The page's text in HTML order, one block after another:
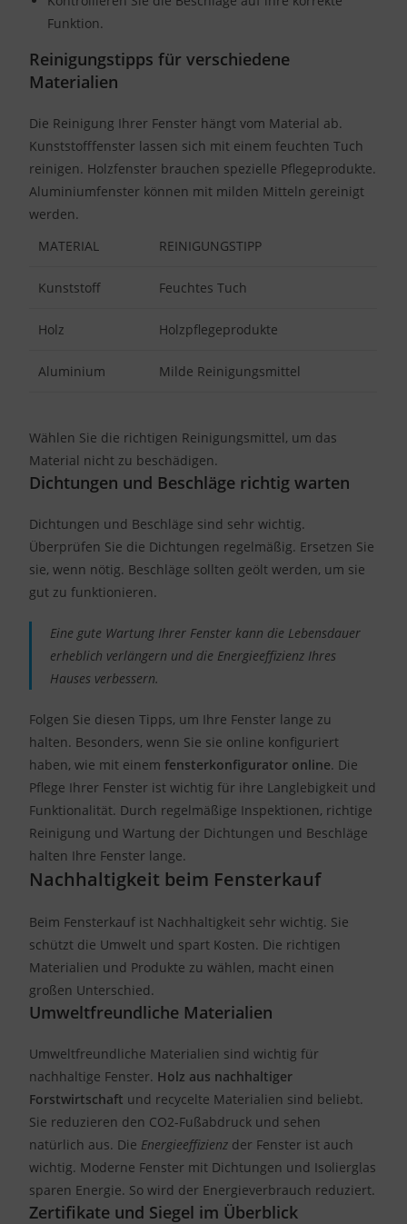
Funktion.
Reinigungstipps für verschiedene
Materialien
Die Reinigung Ihrer Fenster hängt vom Material ab.
Kunststofffenster lassen sich mit einem feuchten Tuch
reinigen. Holzfenster brauchen spezielle Pflegeprodukte.
Aluminiumfenster können mit milden Mitteln gereinigt
werden.
MATERIAL
REINIGUNGSTIPP
Kunststoff Feuchtes Tuch
Holz Holzpflegeprodukte
Aluminium Milde Reinigungsmittel
Wählen Sie die richtigen Reinigungsmittel, um das
Material nicht zu beschädigen.
Dichtungen und Beschläge richtig warten
Dichtungen und Beschläge sind sehr wichtig.
Überprüfen Sie die Dichtungen regelmäßig. Ersetzen Sie
sie, wenn nötig. Beschläge sollten geölt werden, um sie
gut zu funktionieren.
Eine gute Wartung Ihrer Fenster kann die Lebensdauer
erheblich verlängern und die Energieeffizienz Ihres
Hauses verbessern.
Folgen Sie diesen Tipps, um Ihre Fenster lange zu
halten. Besonders, wenn Sie sie online konfiguriert
haben, wie mit einemfensterkonfigurator online. Die
Pflege Ihrer Fenster ist wichtig für ihre Langlebigkeit und
Funktionalität. Durch regelmäßige Inspektionen, richtige
Reinigung und Wartung der Dichtungen und Beschläge
halten Ihre Fenster lange.
Nachhaltigkeit beim Fensterkauf
Beim Fensterkauf ist Nachhaltigkeit sehr wichtig. Sie
schützt die Umwelt und spart Kosten. Die richtigen
Materialien und Produkte zu wählen, macht einen
großen Unterschied.
Umweltfreundliche Materialien
Umweltfreundliche Materialien sind wichtig für
nachhaltige Fenster. Holz aus nachhaltiger
Forstwirtschaft und recycelte Materialien sind beliebt.
Sie reduzieren den CO2-Fußabdruck und sehen
natürlich aus. Die Energieeffizienz der Fenster ist auch
wichtig. Moderne Fenster mit Dichtungen und Isolierglas
sparen Energie. So wird der Energieverbrauch reduziert.
Zertifikate und Siegel im Überblick